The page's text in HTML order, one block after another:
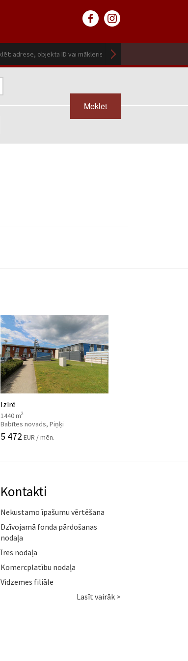
Meklēt
Izīrē
1440 m2
Babītes novads, Piņķi
5 472 EUR / mēn.
Kontakti
Nekustamo īpašumu vērtēšana
Dzīvojamā fonda pārdošanas
nodaļa
Īres nodaļa
Komercplatību nodaļa
Vidzemes filiāle
Lasīt vairāk >